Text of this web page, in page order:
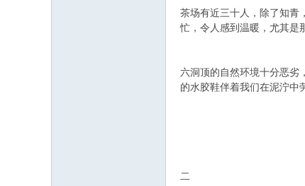
茶场有近三十人，除了知青
忙，令人感到温暖，尤其是
六洞顶的自然环境十分恶劣
的水胶鞋伴着我们在泥泞中
二